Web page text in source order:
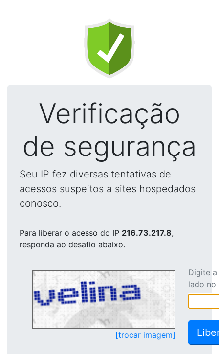
Verificação
de segurança
Seu IP fez diversas tentativas de
acessos suspeitos a sites hospedados
conosco.
Para liberar o acesso do IP 216.73.217.8,
responda ao desafio abaixo.
[trocar imagem]
Digite
lado no